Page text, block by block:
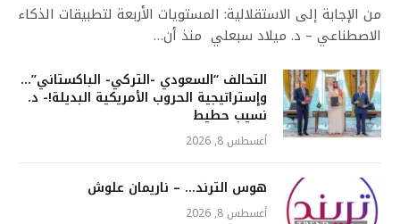
من الإجابة إلى الاستقلالية: المستويات الأربعة لتطبيقات الذكاء
الاصطناعي – د. ميلاد سبعلي منذ أن…
التحالف “السعودي -التركي- الباكستاني”…
وإستراتيجية الحروب الأمريكية البديلة!- د.
نسيب حطيط
أغسطس 8, 2026
هوس الترند… – ناريمان علوش
أغسطس 8, 2026